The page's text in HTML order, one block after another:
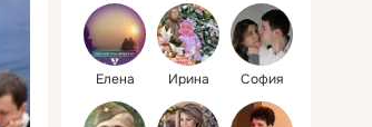
Елена Ирина София